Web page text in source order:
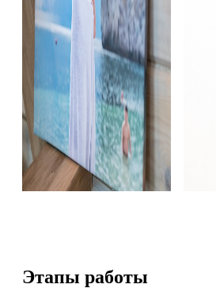
Этапы работы